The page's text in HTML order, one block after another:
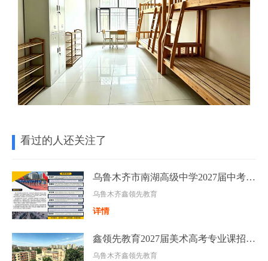
看过的人还关注了
乌鲁木齐市南湖高级中学2027届中考复读班招生简章
乌鲁木齐鑫领先教育
详情
鑫领先教育2027届美术高考专业课招生简章
乌鲁木齐鑫领先教育